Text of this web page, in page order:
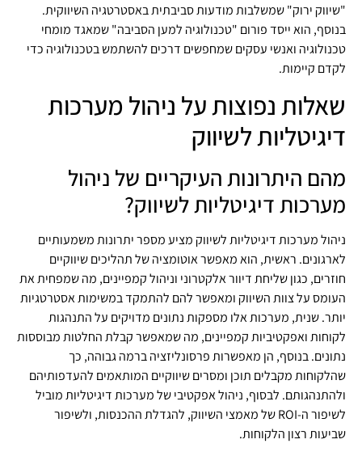
"שיווק ירוק" שמשלבות מודעות סביבתית באסטרטגיה השיווקית.
בנוסף, הוא ייסד פורום "טכנולוגיה למען הסביבה" שמאגד מומחי
טכנולוגיה ואנשי עסקים שמחפשים דרכים להשתמש בטכנולוגיה כדי
לקדם קיימות.
שאלות נפוצות על ניהול מערכות
דיגיטליות לשיווק
מהם היתרונות העיקריים של ניהול
מערכות דיגיטליות לשיווק?
ניהול מערכות דיגיטליות לשיווק מציע מספר יתרונות משמעותיים
לארגונים. ראשית, הוא מאפשר אוטומציה של תהליכים שיווקיים
חוזרים, כגון שליחת דיוור אלקטרוני וניהול קמפיינים, מה שמפחית את
העומס על צוות השיווק ומאפשר להם להתמקד במשימות אסטרטגיות
יותר. שנית, מערכות אלו מספקות נתונים מדויקים על התנהגות
לקוחות ואפקטיביות קמפיינים, מה שמאפשר קבלת החלטות מבוססות
נתונים. בנוסף, הן מאפשרות פרסונליזציה ברמה גבוהה, כך
שהלקוחות מקבלים תוכן ומסרים שיווקיים המותאמים להעדפותיהם
ולהתנהגותם. לבסוף, ניהול אפקטיבי של מערכות דיגיטליות מוביל
לשיפור ה-ROI של מאמצי השיווק, להגדלת ההכנסות, ולשיפור
שביעות רצון הלקוחות.